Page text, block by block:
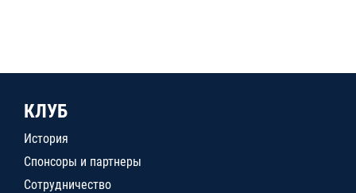
КЛУБ
История
Спонсоры и партнеры
Сотрудничество